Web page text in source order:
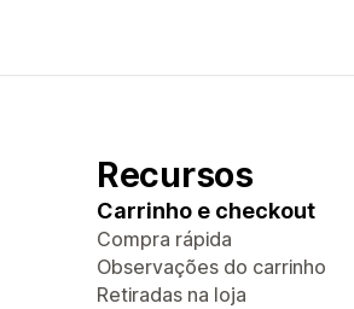
Recursos
Carrinho e checkout
Compra rápida
Observações do carrinho
Retiradas na loja